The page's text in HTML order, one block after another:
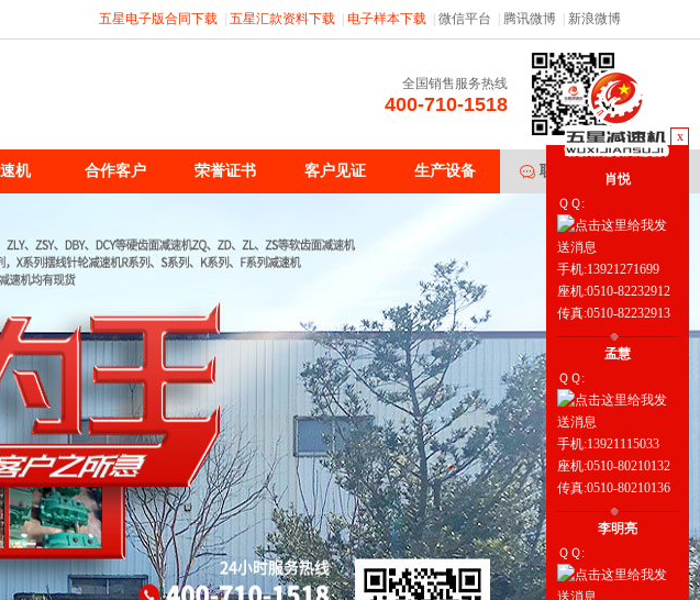
五星电子版合同下载 五星汇款资料下载 电子样本下载 微信平台 腾讯微博 新浪微博
全国销售服务热线
400-710-1518
机 合作客户 荣誉证书 客户见证 生产设备 联系五星
x
肖悦
ＱＱ:
手机:13921271699
座机:0510-82232912
传真:0510-82232913
孟慧
ＱＱ:
手机:13921115033
座机:0510-80210132
传真:0510-80210136
李明亮
ＱＱ: